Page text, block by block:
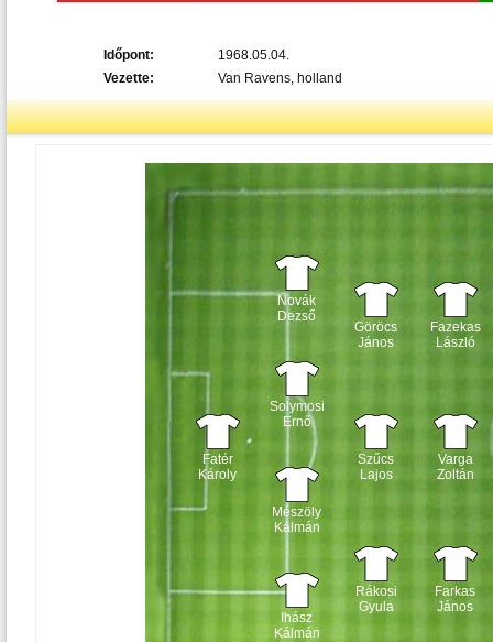
Időpont:
1968.05.04.
Vezette:
Van Ravens, holland
Fatér
Károly
Novák
Dezső
Solymosi
Ernő
Mészöly
Kálmán
Ihász
Kálmán
Göröcs
János
Szűcs
Lajos
Rákosi
Gyula
Fazekas
László
Varga
Zoltán
Farkas
János